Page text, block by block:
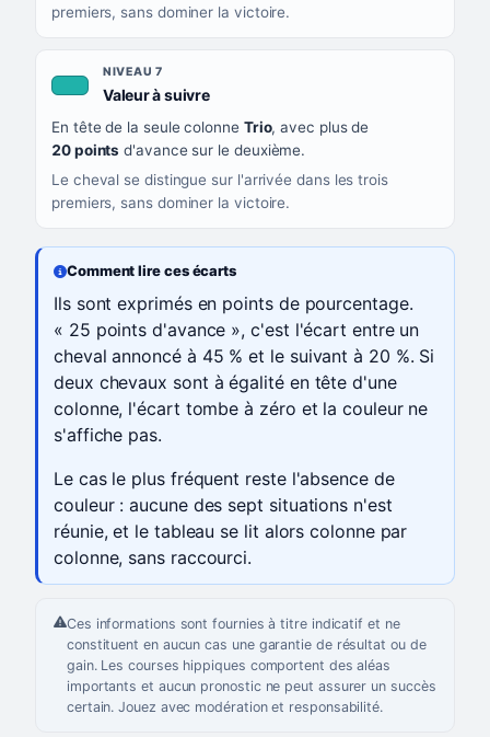
premiers, sans dominer la victoire.
NIVEAU 7
Valeur à suivre, couleur turquoise
En tête de la seule colonne Trio, avec plus de
20 points d'avance sur le deuxième.
Le cheval se distingue sur l'arrivée dans les trois
premiers, sans dominer la victoire.
Comment lire ces écarts
Ils sont exprimés en points de pourcentage.
« 25 points d'avance », c'est l'écart entre un
cheval annoncé à 45 % et le suivant à 20 %. Si
deux chevaux sont à égalité en tête d'une
colonne, l'écart tombe à zéro et la couleur ne
s'affiche pas.
Le cas le plus fréquent reste l'absence de
couleur : aucune des sept situations n'est
réunie, et le tableau se lit alors colonne par
colonne, sans raccourci.
Ces informations sont fournies à titre indicatif et ne
constituent en aucun cas une garantie de résultat ou de
gain. Les courses hippiques comportent des aléas
importants et aucun pronostic ne peut assurer un succès
certain. Jouez avec modération et responsabilité.